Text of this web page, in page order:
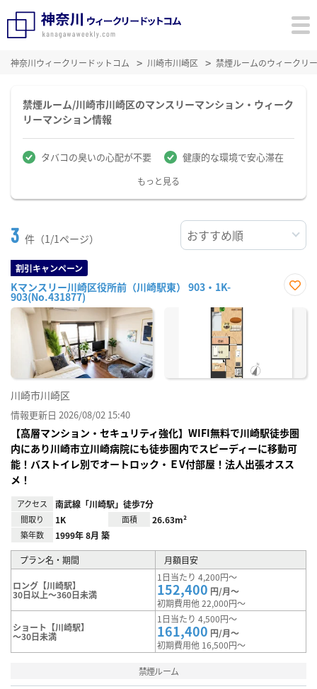
神奈川ウィークリードットコム 川崎市川崎区 禁煙ルームのウィークリ
禁煙ルーム/川崎市川崎区のマンスリーマンション・ウィーク
リーマンション情報
タバコの臭いの心配が不要 健康的な環境で安心滞在
もっと見る
3 件（1/1ページ）
割引キャンペーン
Kマンスリー川崎区役所前（川崎駅東） 903・1K-
903(No.431877)
に入
川崎市川崎区
情報更新日 2026/08/02 15:40
【高層マンション・セキュリティ強化】WIFI無料で川崎駅徒歩圏
内にあり川崎市立川崎病院にも徒歩圏内でスピーディーに移動可
能！バストイレ別でオートロック・ＥV付部屋！法人出張オスス
メ！
アクセス 南武線「川崎駅」徒歩7分
間取り 1K 面積 26.63m²
築年数 1999年 8月 築
プラン名・期間 月額目安
ロング【川崎駅】
30日以上～360日未満
1日当たり 4,200円～
152,400 円/月～
初期費用他 22,000円～
ショート【川崎駅】
～30日未満
1日当たり 4,500円～
161,400 円/月～
初期費用他 16,500円～
禁煙ルーム